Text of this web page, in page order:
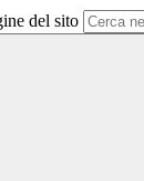
del sito